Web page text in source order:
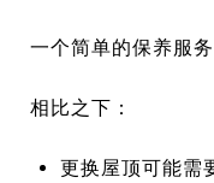
一个简单的保养服
相比之下：
更换屋顶可能需